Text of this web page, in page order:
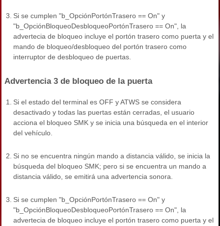
3. Si se cumplen "b_OpciónPortónTrasero == On" y
"b_OpciónBloqueoDesbloqueoPortónTrasero == On", la
advertecia de bloqueo incluye el portón trasero como puerta y el
mando de bloqueo/desbloqueo del portón trasero como
interruptor de desbloqueo de puertas.
Advertencia 3 de bloqueo de la puerta
1. Si el estado del terminal es OFF y ATWS se considera
desactivado y todas las puertas están cerradas, el usuario
acciona el bloqueo SMK y se inicia una búsqueda en el interior
del vehículo.
2. Si no se encuentra ningún mando a distancia válido, se inicia la
búsqueda del bloqueo SMK; pero si se encuentra un mando a
distancia válido, se emitirá una advertencia sonora.
3. Si se cumplen "b_OpciónPortónTrasero == On" y
"b_OpciónBloqueoDesbloqueoPortónTrasero == On", la
advertecia de bloqueo incluye el portón trasero como puerta y el